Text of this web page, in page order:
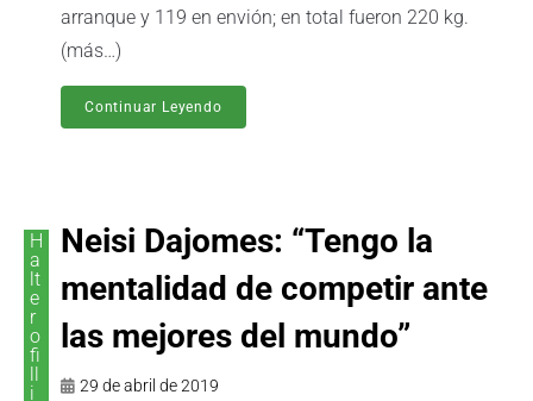
arranque y 119 en envión; en total fueron 220 kg.
(más…)
Continuar Leyendo
H
a
lt
e
r
o
fi
i
Neisi Dajomes: “Tengo la
mentalidad de competir ante
las mejores del mundo”
29 de abril de 2019